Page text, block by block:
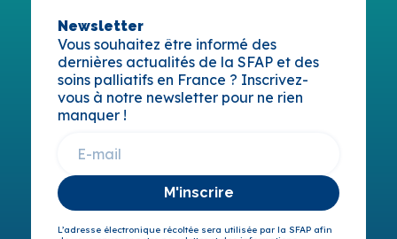
Newsletter
Vous souhaitez être informé des
dernières actualités de la SFAP et des
soins palliatifs en France ? Inscrivez-
vous à notre newsletter pour ne rien
manquer !
M'inscrire
L’adresse électronique récoltée sera utilisée par la SFAP afin